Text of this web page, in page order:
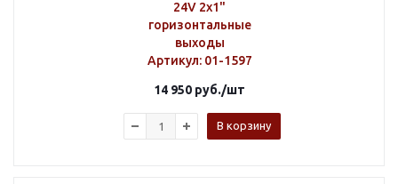
24V 2х1"
горизонтальные
выходы
Артикул: 01-1597
14 950 руб./шт
В корзину